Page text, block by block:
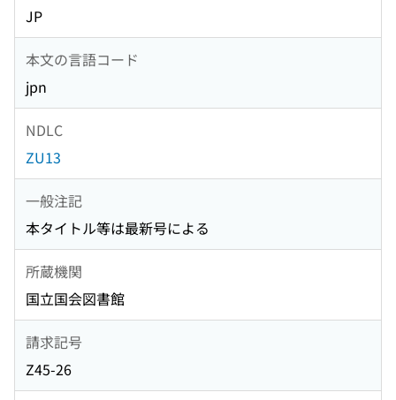
JP
本文の言語コード
jpn
NDLC
ZU13
一般注記
本タイトル等は最新号による
所蔵機関
国立国会図書館
請求記号
Z45-26